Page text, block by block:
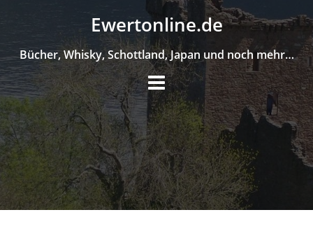
to
Ewertonline.de
Bücher, Whisky, Schottland, Japan und noch mehr…